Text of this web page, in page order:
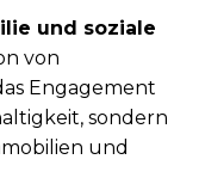
und soziale
von
Engagement
sondern
und